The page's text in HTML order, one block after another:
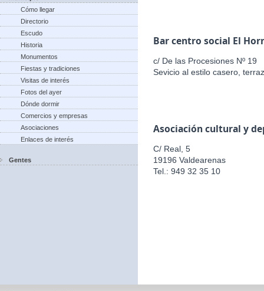
Cómo llegar
Directorio
Escudo
Historia
Monumentos
Fiestas y tradiciones
Visitas de interés
Fotos del ayer
Dónde dormir
Comercios y empresas
Asociaciones
Enlaces de interés
Gentes
Bar centro social El
c/ De las Procesiones Nº 19
Sevicio al estilo casero,
Asociación cultural y
C/ Real, 5
19196 Valdearenas
Tel.: 949 32 35 10